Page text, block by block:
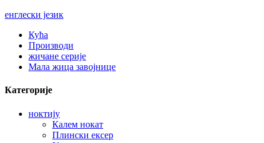
енглески језик
Кућа
Производи
жичане серије
Мала жица завојнице
Категорије
ноктију
Калем нокат
Плински ексер